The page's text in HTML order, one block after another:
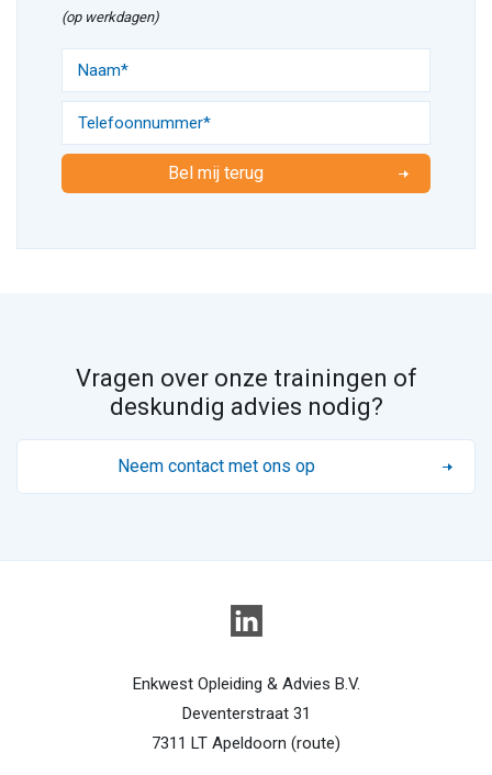
(op werkdagen)
Bel mij terug
Vragen over onze trainingen of
deskundig advies nodig?
Neem contact met ons op
Enkwest Opleiding & Advies B.V.
Deventerstraat 31
7311 LT Apeldoorn (route)